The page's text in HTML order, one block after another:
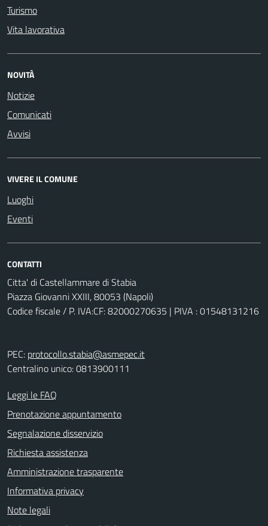
Turismo
Vita lavorativa
NOVITÀ
Notizie
Comunicati
Avvisi
VIVERE IL COMUNE
Luoghi
Eventi
CONTATTI
Citta' di Castellammare di Stabia
Piazza Giovanni XXIII, 80053 (Napoli)
Codice fiscale / P. IVA:CF: 82000270635 | PIVA : 01548131216
PEC: protocollo.stabia@asmepec.it
Centralino unico: 0813900111
Leggi le FAQ
Prenotazione appuntamento
Segnalazione disservizio
Richiesta assistenza
Amministrazione trasparente
Informativa privacy
Note legali